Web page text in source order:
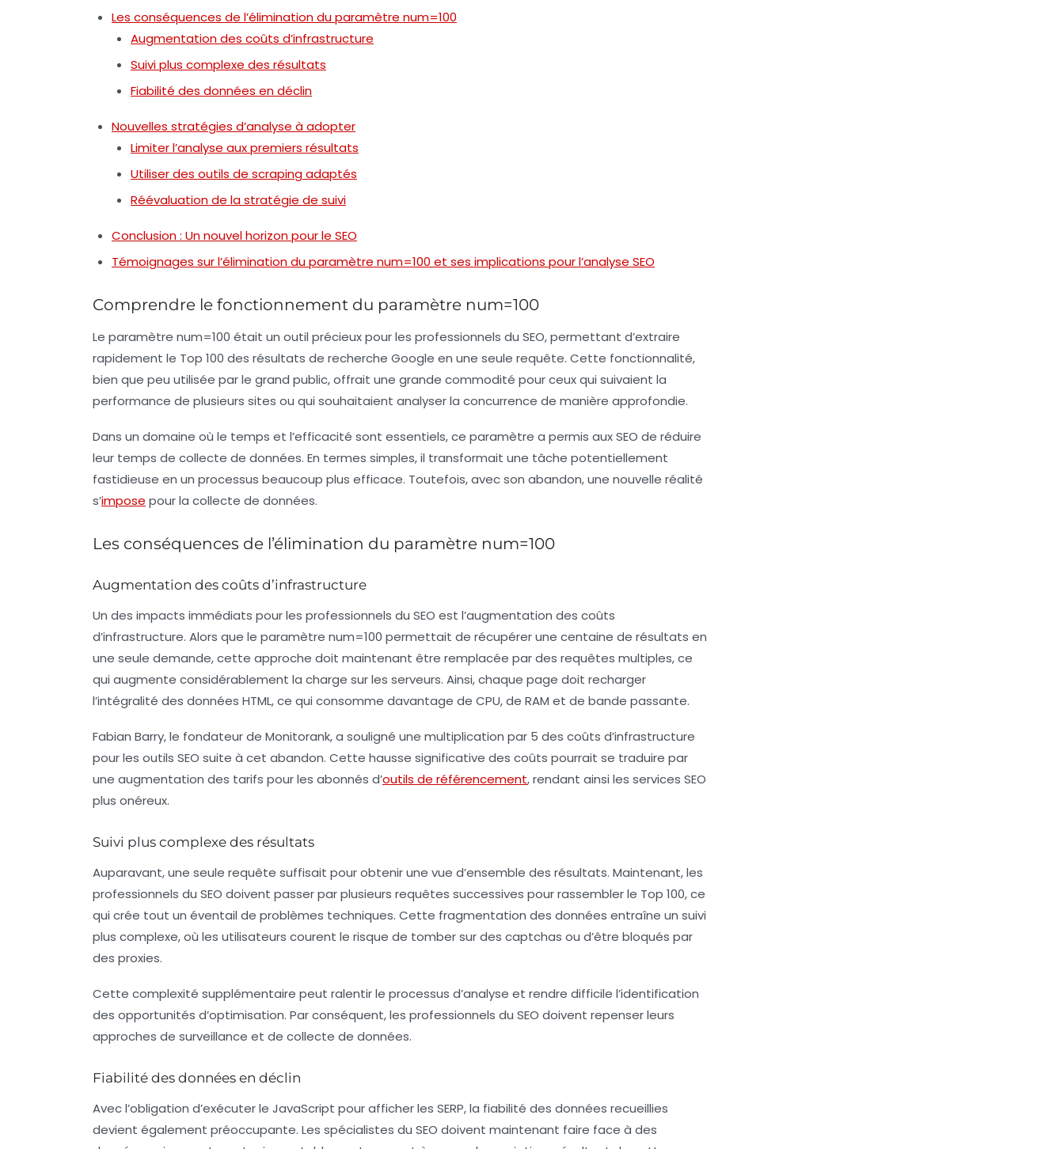
Les conséquences de l’élimination du paramètre num=100
Augmentation des coûts d’infrastructure
Suivi plus complexe des résultats
Fiabilité des données en déclin
Nouvelles stratégies d’analyse à adopter
Limiter l’analyse aux premiers résultats
Utiliser des outils de scraping adaptés
Réévaluation de la stratégie de suivi
Conclusion : Un nouvel horizon pour le SEO
Témoignages sur l’élimination du paramètre num=100 et ses implications pour l’analyse SEO
Comprendre le fonctionnement du paramètre num=100
Le paramètre num=100 était un outil précieux pour les professionnels du SEO, permettant d’extraire
rapidement le Top 100 des résultats de recherche Google en une seule requête. Cette fonctionnalité,
bien que peu utilisée par le grand public, offrait une grande commodité pour ceux qui suivaient la
performance de plusieurs sites ou qui souhaitaient analyser la concurrence de manière approfondie.
Dans un domaine où le temps et l’efficacité sont essentiels, ce paramètre a permis aux SEO de réduire
leur temps de collecte de données. En termes simples, il transformait une tâche potentiellement
fastidieuse en un processus beaucoup plus efficace. Toutefois, avec son abandon, une nouvelle réalité
s’impose pour la collecte de données.
Les conséquences de l’élimination du paramètre num=100
Augmentation des coûts d’infrastructure
Un des impacts immédiats pour les professionnels du SEO est l’augmentation des coûts
d’infrastructure. Alors que le paramètre num=100 permettait de récupérer une centaine de résultats en
une seule demande, cette approche doit maintenant être remplacée par des requêtes multiples, ce
qui augmente considérablement la charge sur les serveurs. Ainsi, chaque page doit recharger
l’intégralité des données HTML, ce qui consomme davantage de CPU, de RAM et de bande passante.
Fabian Barry, le fondateur de Monitorank, a souligné une multiplication par 5 des coûts d’infrastructure
pour les outils SEO suite à cet abandon. Cette hausse significative des coûts pourrait se traduire par
une augmentation des tarifs pour les abonnés d’outils de référencement, rendant ainsi les services SEO
plus onéreux.
Suivi plus complexe des résultats
Auparavant, une seule requête suffisait pour obtenir une vue d’ensemble des résultats. Maintenant, les
professionnels du SEO doivent passer par plusieurs requêtes successives pour rassembler le Top 100, ce
qui crée tout un éventail de problèmes techniques. Cette fragmentation des données entraîne un suivi
plus complexe, où les utilisateurs courent le risque de tomber sur des captchas ou d’être bloqués par
des proxies.
Cette complexité supplémentaire peut ralentir le processus d’analyse et rendre difficile l’identification
des opportunités d’optimisation. Par conséquent, les professionnels du SEO doivent repenser leurs
approches de surveillance et de collecte de données.
Fiabilité des données en déclin
Avec l’obligation d’exécuter le JavaScript pour afficher les SERP, la fiabilité des données recueillies
devient également préoccupante. Les spécialistes du SEO doivent maintenant faire face à des